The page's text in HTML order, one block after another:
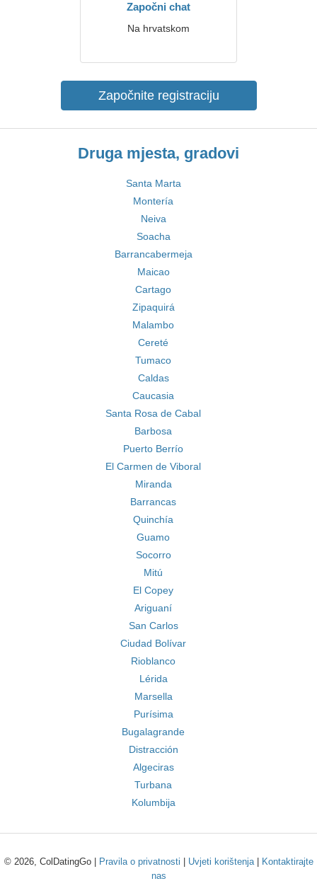
Započni chat
Na hrvatskom
Započnite registraciju
Druga mjesta, gradovi
Santa Marta
Montería
Neiva
Soacha
Barrancabermeja
Maicao
Cartago
Zipaquirá
Malambo
Cereté
Tumaco
Caldas
Caucasia
Santa Rosa de Cabal
Barbosa
Puerto Berrío
El Carmen de Viboral
Miranda
Barrancas
Quinchía
Guamo
Socorro
Mitú
El Copey
Ariguaní
San Carlos
Ciudad Bolívar
Rioblanco
Lérida
Marsella
Purísima
Bugalagrande
Distracción
Algeciras
Turbana
Kolumbija
© 2026, ColDatingGo | Pravila o privatnosti Uvjeti korištenja|
Kontaktirajte
nas